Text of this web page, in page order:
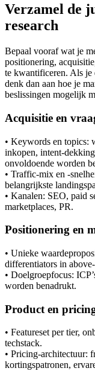
Verzamel de
research
Bepaal vooraf wat je
positionering,
te kwantificeren. Als je
denk dan aan hoe je
beslissingen mogelijk
Acquisitie en
• Keywords en topics:
inkopen, intent-
onvoldoende worden
• Traffic-mix en -
belangrijkste
• Kanalen: SEO, paid
marketplaces, PR.
Positionering en
• Unieke
differentiators in
• Doelgroepfocus:
worden benadrukt.
Product en
• Featureset per tier,
techstack.
• Pricing-architectuur:
kortingspatronen,